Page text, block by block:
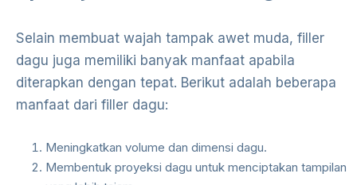
Selain membuat wajah tampak awet muda, filler
dagu juga memiliki banyak manfaat apabila
diterapkan dengan tepat. Berikut adalah beberapa
manfaat dari filler dagu:
Meningkatkan volume dan dimensi dagu.
Membentuk proyeksi dagu untuk menciptakan tampilan